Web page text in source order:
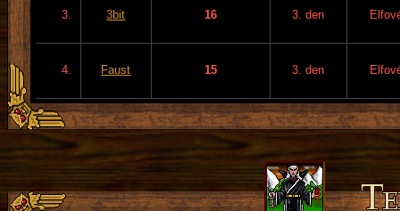
3. 3bit 16 3. den
4. Faust 15 3. den